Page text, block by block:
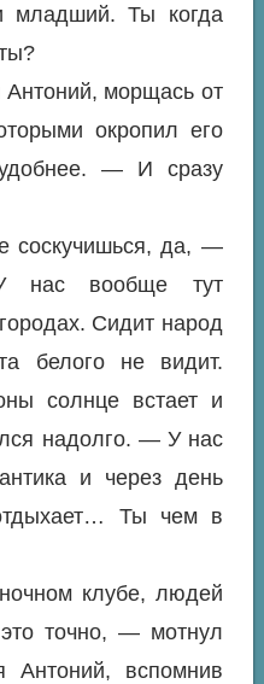
Ты когда
морщась от
окропил его
— И сразу
соскучишься, да, —
нас вообще тут
Сидит народ
белого не видит.
солнце встает и
надолго. — У нас
и через день
Ты чем в
клубе, людей
точно, — мотнул
Антоний, вспомнив